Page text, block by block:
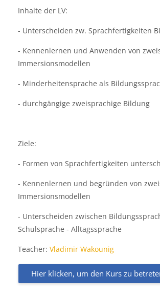
Inhalte der LV:
- Unterscheiden zw. Sprachfertigkeiten
- Kennenlernen und Anwenden von
Immersionsmodellen
- Minderheitensprache als
- durchgängige zweisprachige Bildung
Ziele:
- Formen von Sprachfertigkeiten
- Kennenlernen und begründen von
Immersionsmodellen
- Unterscheiden zwischen
Schulsprache - Alltagssprache
Teacher: Vladimir Wakounig
Hier klicken, um den Kurs zu